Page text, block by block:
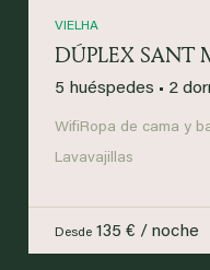
VIELHA
DÚPLEX SANT
5 huéspedes • 2
WifiRopa de cama y
Lavavajillas
Desde 135 € / noche